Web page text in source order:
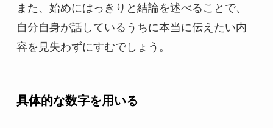
また、始めにはっきりと結論を述べることで、
自分自身が話しているうちに本当に伝えたい内
容を見失わずにすむでしょう。
具体的な数字を用いる